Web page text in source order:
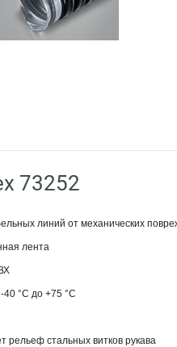
73252
линий от механических
лента
40 °С до +75 °С
рельеф стальных витков рукава